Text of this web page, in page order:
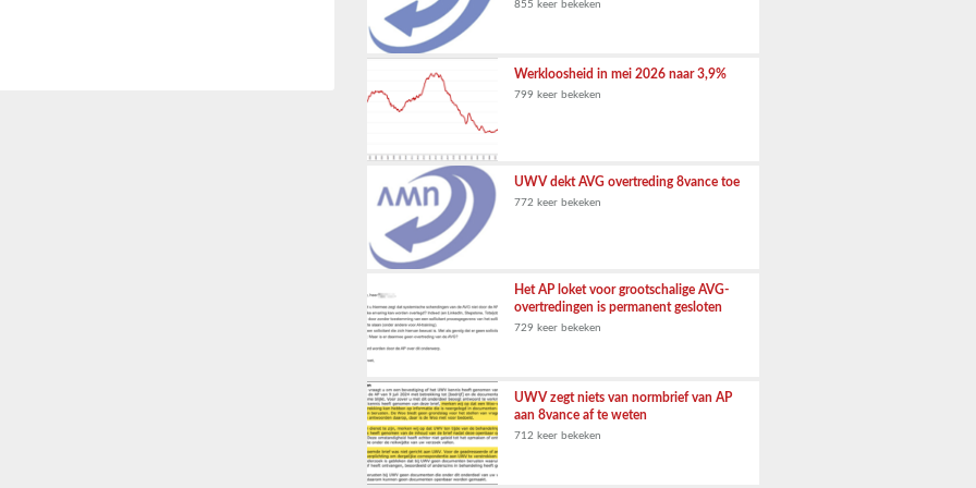
855 keer bekeken
Werkloosheid in mei 2026 naar 3,9%
799 keer bekeken
UWV dekt AVG overtreding 8vance toe
772 keer bekeken
Het AP loket voor grootschalige AVG-
overtredingen is permanent gesloten
729 keer bekeken
UWV zegt niets van normbrief van AP
aan 8vance af te weten
712 keer bekeken